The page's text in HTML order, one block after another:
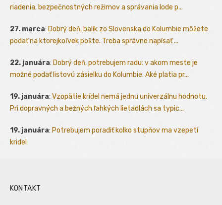
riadenia, bezpečnostných režimov a správania lode p...
27. marca: Dobrý deň, balík zo Slovenska do Kolumbie môžete
podať na ktorejkoľvek pošte. Treba správne napísať ...
22. januára: Dobrý deň, potrebujem radu: v akom meste je
možné podať listovú zásielku do Kolumbie. Aké platia pr...
19. januára: Vzopätie krídel nemá jednu univerzálnu hodnotu.
Pri dopravných a bežných ľahkých lietadlách sa typic...
19. januára: Potrebujem poradiť kolko stupňov ma vzepetí
kridel
KONTAKT